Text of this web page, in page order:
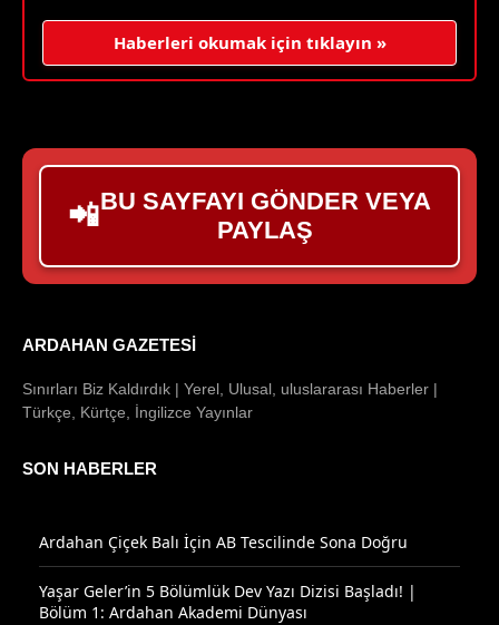
Haberleri okumak için tıklayın »
📲BU SAYFAYI GÖNDER VEYA
PAYLAŞ
ARDAHAN GAZETESI
Sınırları Biz Kaldırdık | Yerel, Ulusal, uluslararası Haberler |
Türkçe, Kürtçe, İngilizce Yayınlar
SON HABERLER
Ardahan Çiçek Balı İçin AB Tescilinde Sona Doğru
Yaşar Geler’in 5 Bölümlük Dev Yazı Dizisi Başladı! |
Bölüm 1: Ardahan Akademi Dünyası